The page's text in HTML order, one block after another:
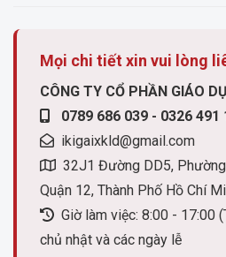
Mọi chi tiết xin vui lòng
CÔNG TY CỔ PHẦN GIÁO
0789 686 039 - 0326 491
ikigaixkld@gmail.com
32J1 Đường DD5,
Quận 12, Thành Phố Hồ Chí
Giờ làm việc: 8:00 - 17:00
chủ nhật và các ngày lễ